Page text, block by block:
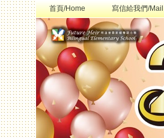
首頁/Home 寫信給我們/Mail